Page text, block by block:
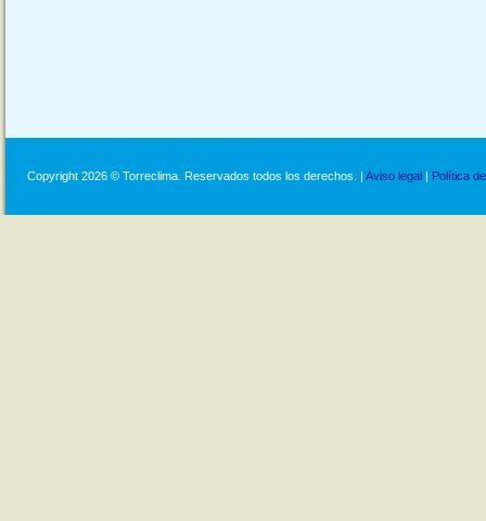
Copyright 2026 © Torreclima. Reservados todos los derechos. | Aviso legal | Política